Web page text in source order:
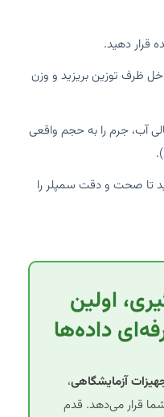
قرار دهید.
ظرف توزین بریزید و وزن
آب، جرم را به حجم واقعی
۵ بار تکرار کنید تا صحت و دقت سمپلر را
اولین
داده‌ها
آزمایشگاهی،
شما قرار می‌دهد. قدم